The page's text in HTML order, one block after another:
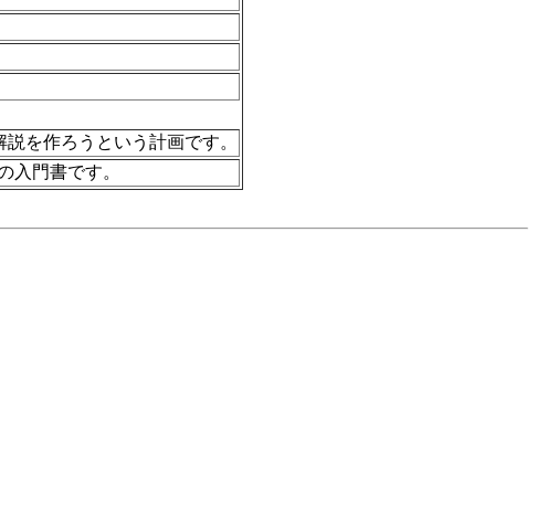
を作ろうという計画です。
入門書です。